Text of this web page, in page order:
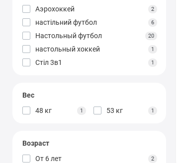
Аэрохоккей
2
настільний футбол 6
Настольный футбол 20
настольный хоккей 1
Стіл 3в1 1
Вес
48 кг
1 53 кг 1
Возраст
От 6 лет
2